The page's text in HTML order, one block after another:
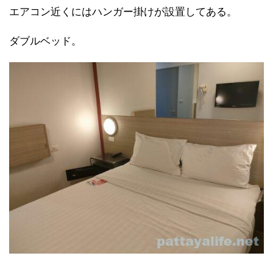
エアコン近くにはハンガー掛けが設置してある。
ダブルベッド。